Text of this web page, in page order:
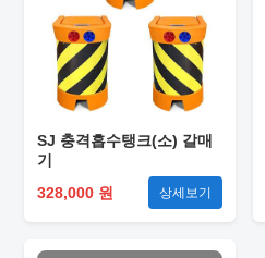
SJ 충격흡수탱크(소) 갈매
기
328,000 원
상세보기